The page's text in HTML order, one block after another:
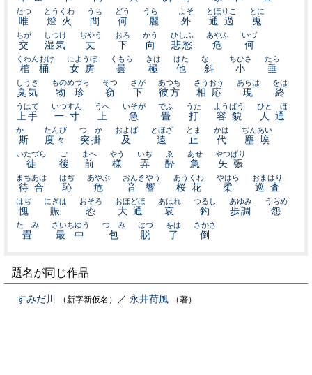
唯
たつ
燈火
とうくわ
間
うち
何
どう
麗
うらゝ
外
よそ
通過
とほりこ
兎
とに
交
ちが
湿気
しつけ
丈
ぢやう
下
おろ
向
かう
悲愁
ひしふ
危
あやふ
何
いづ
棺桶
くわんおけ
女房
にようぼ
曇
くもら
極
きは
他
はた
斜
なゝ
小
ちひさ
垂
たら
臭気
しうき
物珍
ものめづら
窃
そつ
下
さが
彼方
あつち
相応
さうおう
現
あらは
終
をは
上手
うはて
一寸
いつすん
上
うへ
急
いそが
畳
でふ
打
うた
容貌
ようばう
人通
ひとゞほ
斯
かゝ
度々
たんび
突掛
つゝか
及
およば
遠
とほざ
止
とま
代
かは
塵埃
ぢんあい
徒
いたづら
後
ご
前
まへ
様
やう
弄
いぢ
酔
ゑ
急
あせ
矢張
やつぱり
待合
まちあは
恥
はぢ
危
あやぶ
音響
おんきやう
桜花
あうくわ
柔
やはら
巡査
おまはり
愧
はぢ
賑
にぎは
恐
おそろ
大通
おほどほ
哀
あはれ
釣
つるし
歩調
あゆみ
怨
うらめ
畳
たゝみ
最中
さいちゆう
包
つゝみ
脱
はづ
了
をは
倒
さかさ
題名が同じ作品
すみだ川 （新字新仮名） ／ 永井荷風 （著）